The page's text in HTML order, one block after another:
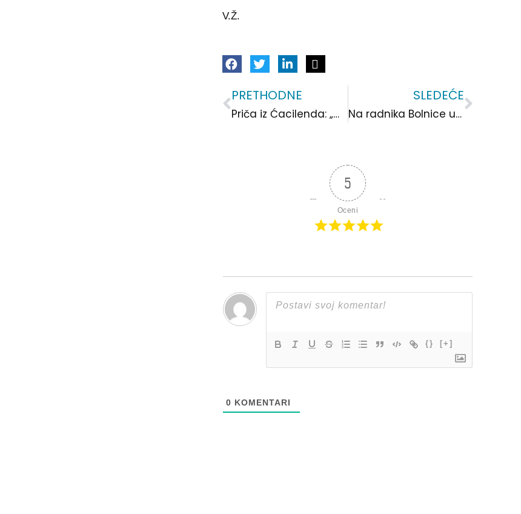
V.Ž.
Prev
PRETHODNE
Priča iz Ćacilenda: „Manje para, al` rakije kol`ko `oćeš
SLEDEĆE
Na radnika Bolnice u pritvoru primenjene su zakonske mere, kažu iz uprave ove ustanove
Sledeća
5
Oceni
{} [+]
0 KOMENTARI